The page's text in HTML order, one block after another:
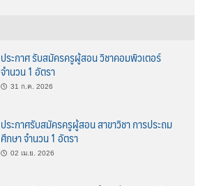
ประกาศ รับสมัครครูผู้สอน วิชาคอมพิวเตอร์
จำนวน 1 อัตรา
31 ก.ค. 2026
ประกาศรับสมัครครูผู้สอน สาขาวิชา การประถม
ศึกษา จำนวน 1 อัตรา
02 เม.ย. 2026